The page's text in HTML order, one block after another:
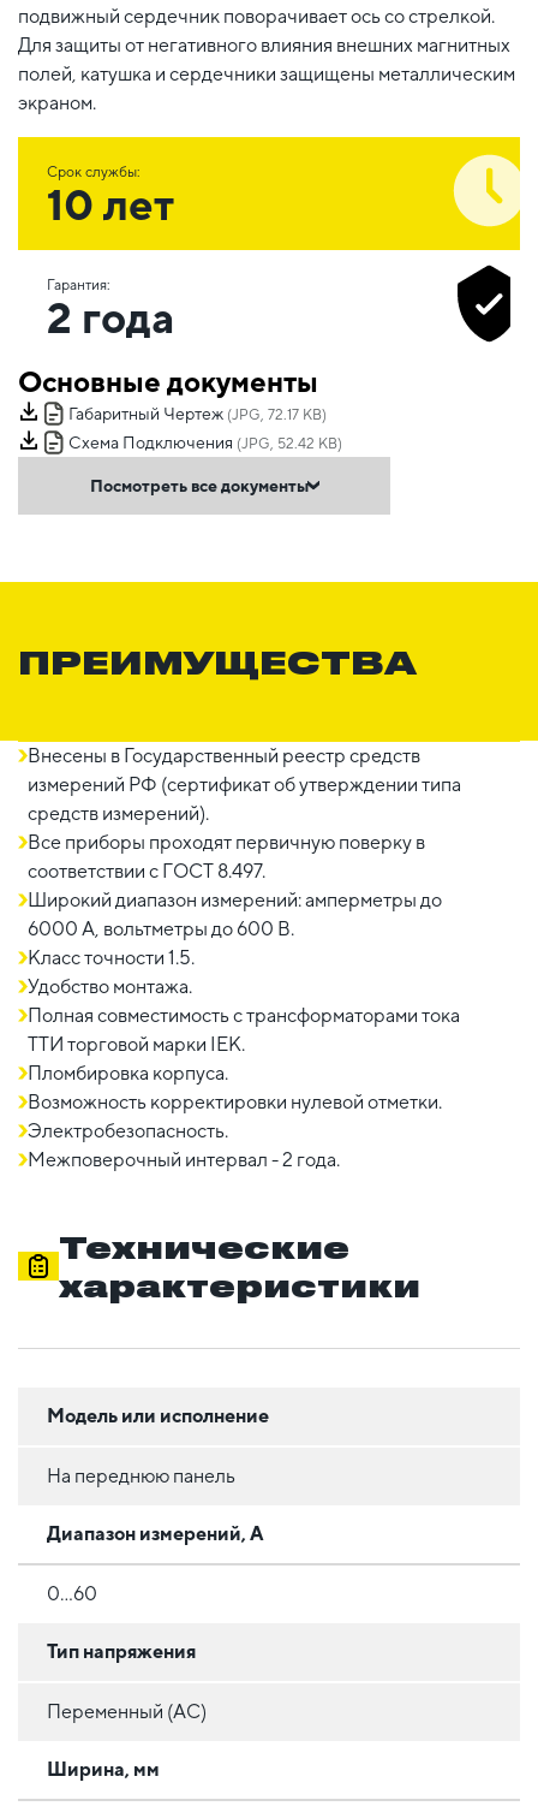
подвижный сердечник поворачивает ось со стрелкой.
Для защиты от негативного влияния внешних магнитных
полей, катушка и сердечники защищены металлическим
экраном.
Срок службы:
10 лет
Гарантия:
2 года
Основные документы
Габаритный Чертеж (JPG, 72.17 KB)
Схема Подключения (JPG, 52.42 KB)
Посмотреть все документы
ПРЕИМУЩЕСТВА
Внесены в Государственный реестр средств
измерений РФ (сертификат об утверждении типа
средств измерений).
Все приборы проходят первичную поверку в
соответствии с ГОСТ 8.497.
Широкий диапазон измерений: амперметры до
6000 А, вольтметры до 600 В.
Класс точности 1.5.
Удобство монтажа.
Полная совместимость с трансформаторами тока
ТТИ торговой марки IEK.
Пломбировка корпуса.
Возможность корректировки нулевой отметки.
Электробезопасность.
Межповерочный интервал - 2 года.
Технические
характеристики
Модель или исполнение
На переднюю панель
Диапазон измерений, А
0...60
Тип напряжения
Переменный (AC)
Ширина, мм